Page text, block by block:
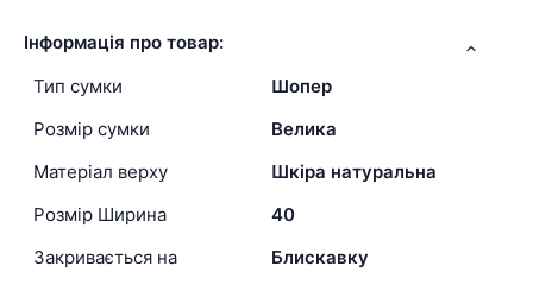
Інформація про товар:
Тип сумки
Шопер
Розмір сумки
Велика
Матеріал верху
Шкіра натуральна
Розмір Ширина
40
Закривається на
Блискавку